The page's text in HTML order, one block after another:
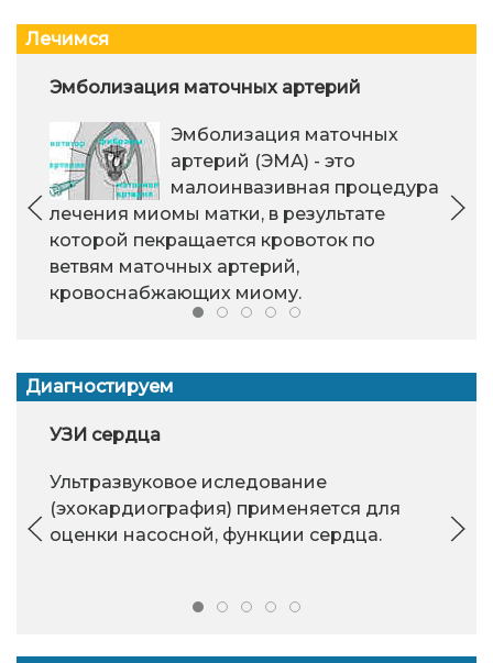
Лечимся
Эмболизация маточных артерий
Эмболизация маточных
артерий (ЭМА) - это
малоинвазивная процедура
лечения миомы матки, в результате
которой пекращается кровоток по
ветвям маточных артерий,
кровоснабжающих миому.
Диагностируем
УЗИ сердца
Ультразвуковое иследование
(эхокардиография) применяется для
оценки насосной, функции сердца.